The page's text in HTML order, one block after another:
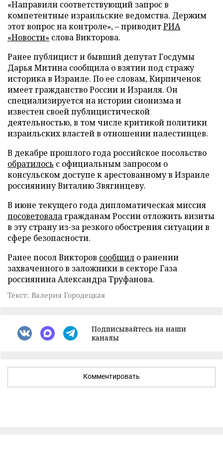
«Направили соответствующий запрос в
компетентные израильские ведомства. Держим
этот вопрос на контроле», – приводитРИА
«Новости» слова Викторова.
Ранее публицист и бывший депутат Госдумы
Дарья Митина сообщила о взятии под стражу
историка в Израиле. По ее словам, Кирпиченок
имеет гражданство России и Израиля. Он
специализируется на истории сионизма и
известен своей публицистической
деятельностью, в том числе критикой политики
израильских властей в отношении палестинцев.
В декабре прошлого года российское посольство
обратилось с официальным запросом о
консульском доступе к арестованному в Израиле
россиянину Виталию Звягинцеву.
В июне текущего года дипломатическая миссия
посоветовалагражданам России отложить визиты
в эту страну из-за резкого обострения ситуации в
сфере безопасности.
Ранее посол Викторов сообщил о ранении
захваченного в заложники в секторе Газа
россиянина Александра Труфанова.
Текст: Валерия Городецкая
Подписывайтесь на наши
каналы
Комментировать